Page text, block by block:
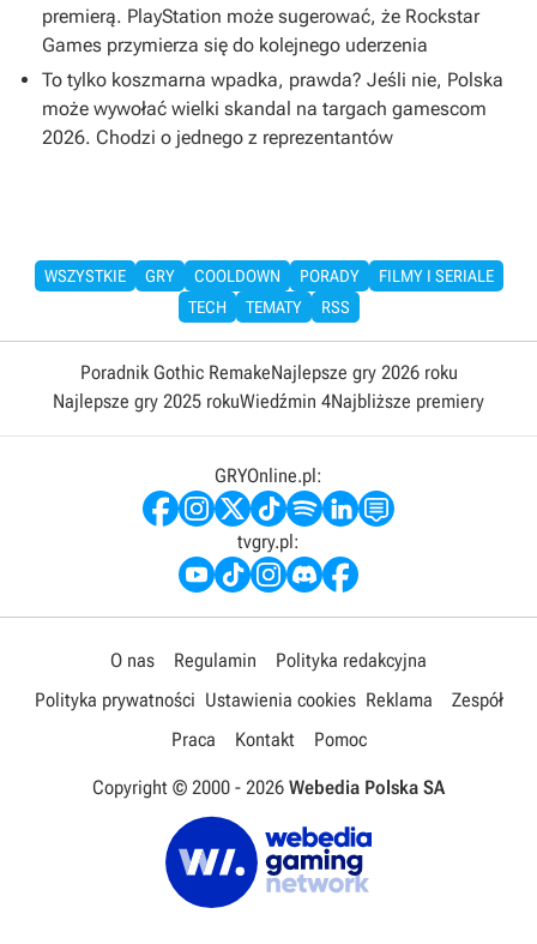
premierą. PlayStation może sugerować, że Rockstar
Games przymierza się do kolejnego uderzenia
To tylko koszmarna wpadka, prawda? Jeśli nie, Polska
może wywołać wielki skandal na targach gamescom
2026. Chodzi o jednego z reprezentantów
WSZYSTKIE GRY COOLDOWN PORADY
FILMY I SERIALE
TECH
TEMATY RSS
Poradnik Gothic RemakeNajlepsze gry 2026 roku
Najlepsze gry 2025 rokuWiedźmin 4Najbliższe premiery
GRYOnline.pl:
tvgry.pl:
O nas Regulamin
Polityka redakcyjna
Polityka prywatności Ustawienia cookies Reklama
Zespół
Praca
Kontakt Pomoc
Copyright © 2000 - 2026 Webedia Polska SA